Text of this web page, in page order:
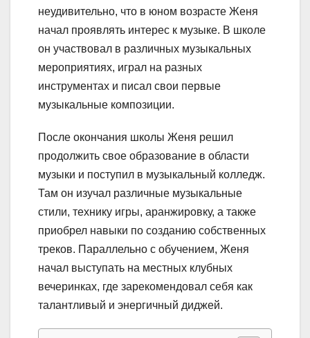
неудивительно, что в юном возрасте Женя
начал проявлять интерес к музыке. В школе
он участвовал в различных музыкальных
мероприятиях, играл на разных
инструментах и писал свои первые
музыкальные композиции.
После окончания школы Женя решил
продолжить свое образование в области
музыки и поступил в музыкальный колледж.
Там он изучал различные музыкальные
стили, технику игры, аранжировку, а также
приобрел навыки по созданию собственных
треков. Параллельно с обучением, Женя
начал выступать на местных клубных
вечеринках, где зарекомендовал себя как
талантливый и энергичный диджей.